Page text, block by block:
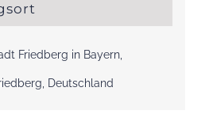
Friedberg in Bayern,
Deutschland